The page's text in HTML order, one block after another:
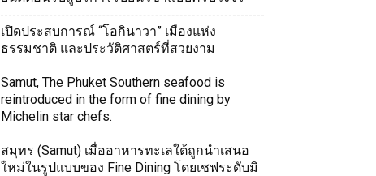
เปิดประสบการณ์ “โอกินาวา” เมืองแห่ง
ธรรมชาติ และประวัติศาสตร์ที่สวยงาม
Samut, The Phuket Southern seafood is
reintroduced in the form of fine dining by
Michelin star chefs.
สมุทร (Samut) เมื่ออาหารทะเลใต้ถูกนำเสนอ
ใหม่ในรูปแบบของ Fine Dining โดยเชฟระดับมิ